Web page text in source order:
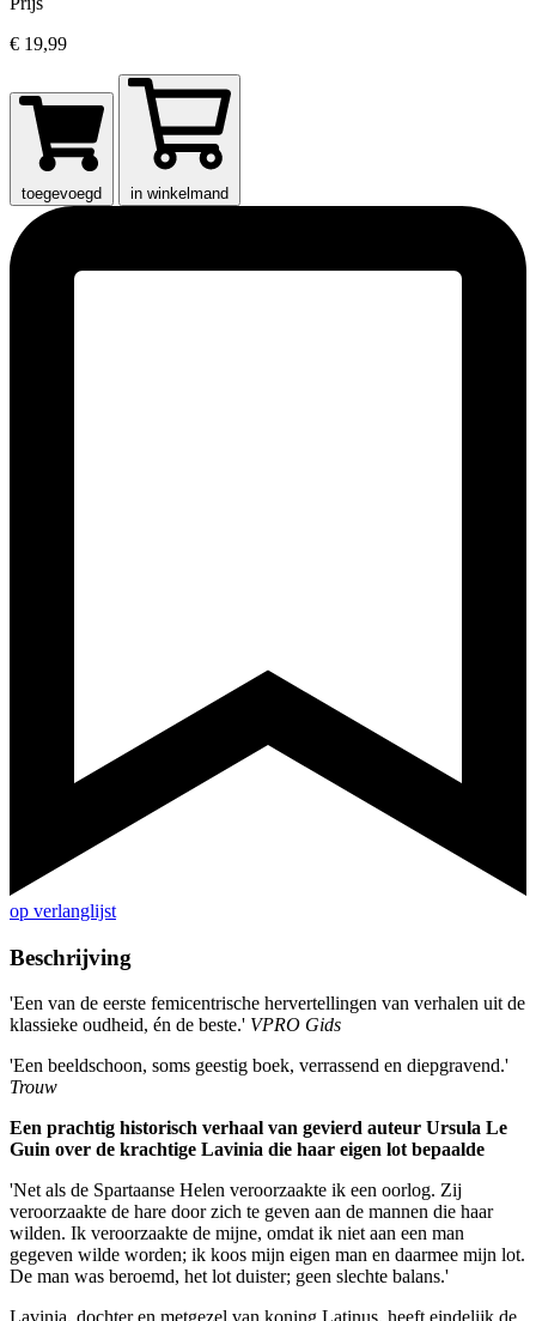
€ 19,99
toegevoegd in winkelmand
op verlanglijst
Beschrijving
'Een van de eerste femicentrische hervertellingen van verhalen uit de
klassieke oudheid, én de beste.' VPRO Gids
'Een beeldschoon, soms geestig boek, verrassend en diepgravend.'
Trouw
Een prachtig historisch verhaal van gevierd auteur Ursula Le
Guin over de krachtige Lavinia die haar eigen lot bepaalde
'Net als de Spartaanse Helen veroorzaakte ik een oorlog. Zij
veroorzaakte de hare door zich te geven aan de mannen die haar
wilden. Ik veroorzaakte de mijne, omdat ik niet aan een man
gegeven wilde worden; ik koos mijn eigen man en daarmee mijn lot.
De man was beroemd, het lot duister; geen slechte balans.'